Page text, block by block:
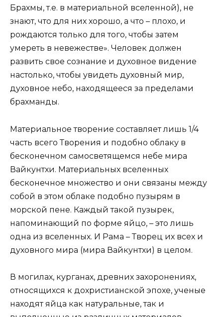
Брахмы, т.е. в материальной вселенной), не
знают, что для них хорошо, а что – плохо, и
рождаются только для того, чтобы затем
умереть в невежестве». Человек должен
развить свое сознание и духовное видение
настолько, чтобы увидеть духовный мир,
духовное небо, находящееся за пределами
брахманды.
Материальное творение составляет лишь 1/4
часть всего Творения и подобно облаку в
бесконечном самосветящемся небе мира
Вайкунтхи. Материальных вселенных
бесконечное множество и они связаны между
собой в этом облаке подобно пузырям в
морской пене. Каждый такой пузырек,
напоминающий по форме яйцо, – это лишь
одна из вселенных. И Рама – Творец их всех и
духовного мира (мира Вайкунтхи) в целом.
В могилах, курганах, древних захоронениях,
относящихся к дохристианской эпохе, ученые
находят яйца как натуральные, так и